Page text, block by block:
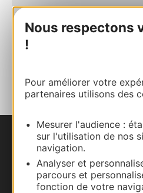
Nous respectons
!
Pour améliorer votre
partenaires utilisons des
Mesurer l'audience :
sur l'utilisation de nos
navigation.
Analyser et
parcours et
fonction de votre
Site internet
Nous contacter
Carte interactive